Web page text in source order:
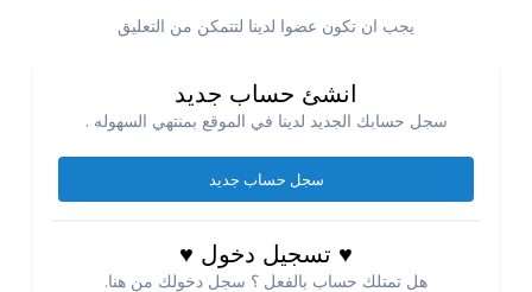
يجب ان تكون عضوا لدينا لتتمكن من التعليق
انشئ حساب جديد
سجل حسابك الجديد لدينا في الموقع بمنتهي السهوله .
سجل حساب جديد
♥ تسجيل دخول ♥
هل تمتلك حساب بالفعل ؟ سجل دخولك من هنا.